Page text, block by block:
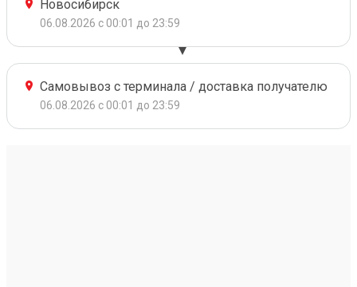
Новосибирск
06.08.2026 с 00:01 до 23:59
Самовывоз с терминала / доставка получателю
06.08.2026 с 00:01 до 23:59